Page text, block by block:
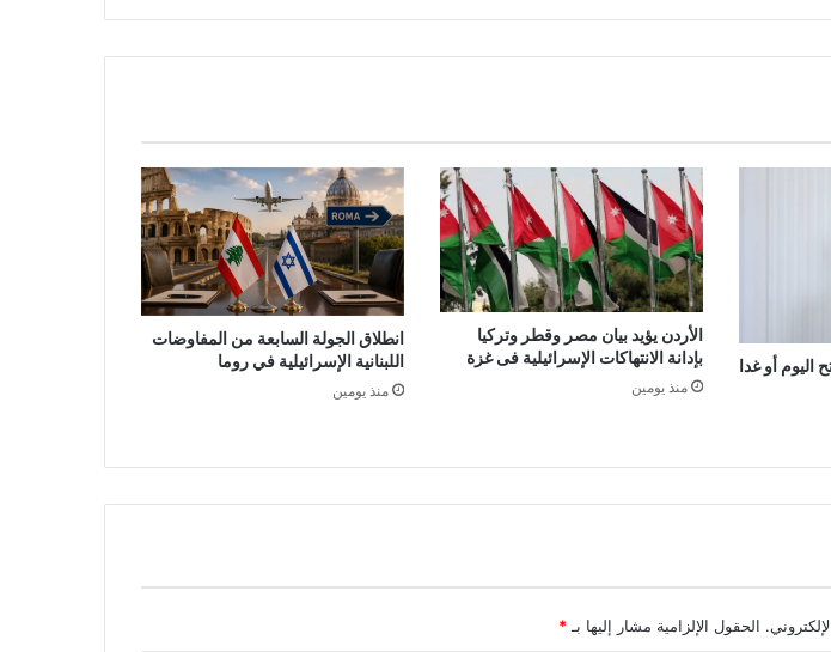
أو غدا
الأردن يؤيد بيان مصر وقطر وتركيا
بإدانة الانتهاكات الإسرائيلية فى غزة
منذ يومين
انطلاق الجولة السابعة من المفاوضات
اللبنانية الإسرائيلية في روما
منذ يومين
الحقول الإلزامية مشار إليها بـ *